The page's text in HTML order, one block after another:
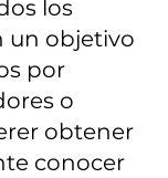
los
un objetivo
por
o
obtener
conocer